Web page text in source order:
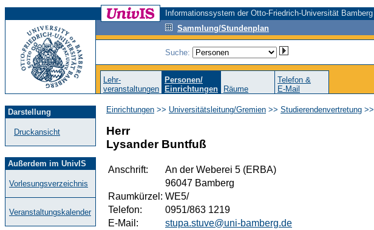
Informationssystem der Otto-Friedrich-Universität Bamberg
Sammlung/Stundenplan
Suche:
Lehr-
veranstaltungen
Personen/
Einrichtungen
Räume
Telefon &
E-Mail
Darstellung
Druckansicht
Außerdem im UnivIS
Vorlesungsverzeichnis
Veranstaltungskalender
Einrichtungen >> Universitätsleitung/Gremien >> Studierendenvertretung >>
Herr
Lysander Buntfuß
Anschrift:
An der Weberei 5 (ERBA)
96047 Bamberg
Raumkürzel: WE5/
Telefon:
0951/863 1219
E-Mail:
stupa.stuve@uni-bamberg.de